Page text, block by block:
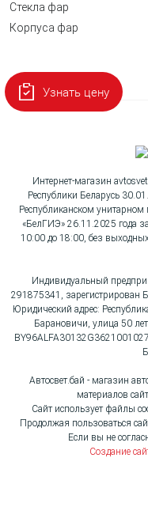
Стекла фар
Корпуса фар
Интернет-магазин
Республики Беларусь
Республиканском
«БелГИЭ» 26.11.2025 года
10:00 до 18:00, без
Индивидуальный
291875341, зарегистрирован
Юридический адрес:
Барановичи, улица 50
Автосвет.бай - магазин
материалов
Сайт использует файлы
Продолжая пользоваться
Если вы не
Создание
Узнать цену